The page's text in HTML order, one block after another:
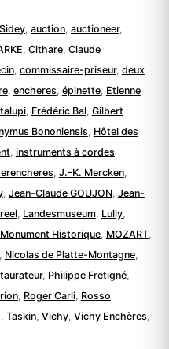
,auction ,auctioneer,
Cithare, Claude
, commissaire-priseur, deux
, encheres épinette, Etienne
, Frédéric Bal, Gilbert
Bononiensis
Hôtel des
instruments à cordes
J.-K. Mercken,
, Jean-Claude GOUJON, Jean-
, Landesmuseum, Lully,
Monument Historique, MOZART,
Nicolas de Platte-Montagne,
, Philippe Fretigné,
, Roger Carli, Rosso
Taskin, Vichy, Vichy Enchères